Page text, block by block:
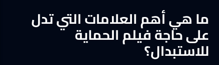
ما هي أهم العلامات التي تدل
على حاجة فيلم الحماية
للاستبدال؟